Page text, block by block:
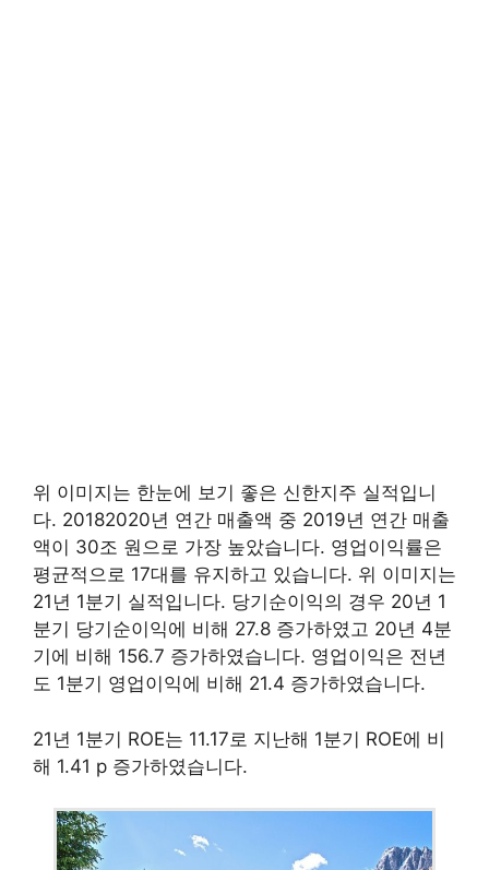
위 이미지는 한눈에 보기 좋은 신한지주 실적입니
다. 20182020년 연간 매출액 중 2019년 연간 매출
액이 30조 원으로 가장 높았습니다. 영업이익률은
평균적으로 17대를 유지하고 있습니다. 위 이미지는
21년 1분기 실적입니다. 당기순이익의 경우 20년 1
분기 당기순이익에 비해 27.8 증가하였고 20년 4분
기에 비해 156.7 증가하였습니다. 영업이익은 전년
도 1분기 영업이익에 비해 21.4 증가하였습니다.
21년 1분기 ROE는 11.17로 지난해 1분기 ROE에 비
해 1.41 p 증가하였습니다.